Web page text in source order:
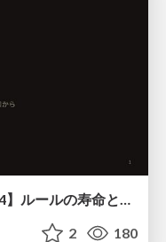
【やさしく解説 設計編・中級 #4】ルールの寿命と、システムの年輪
2 180